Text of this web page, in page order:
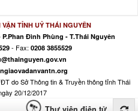
TỈNH UỶ THÁI NGUYÊN
Đình Phùng - T.Thái Nguyên
- Fax: 0208 3855529
do Sở Thông tin & Truyền thông tỉnh Thái
20/12/2017